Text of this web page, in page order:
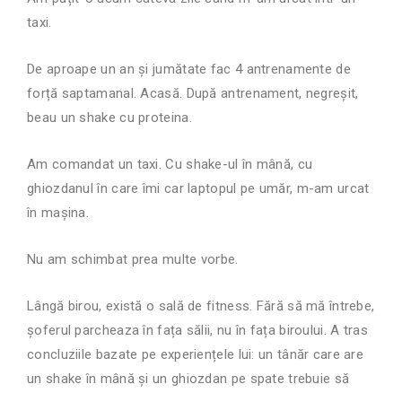
taxi.
De aproape un an și jumătate fac 4 antrenamente de
forță saptamanal. Acasă. După antrenament, negreșit,
beau un shake cu proteina.
Am comandat un taxi. Cu shake-ul în mână, cu
ghiozdanul în care îmi car laptopul pe umăr, m-am urcat
în mașina.
Nu am schimbat prea multe vorbe.
Lângă birou, există o sală de fitness. Fără să mă întrebe,
șoferul parcheaza în fața sălii, nu în fața biroului. A tras
concluziile bazate pe experiențele lui: un tânăr care are
un shake în mână și un ghiozdan pe spate trebuie să